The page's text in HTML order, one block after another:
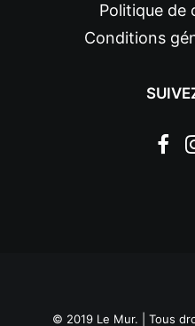
Politique de
Conditions
© 2019 Le Mur. | Tous